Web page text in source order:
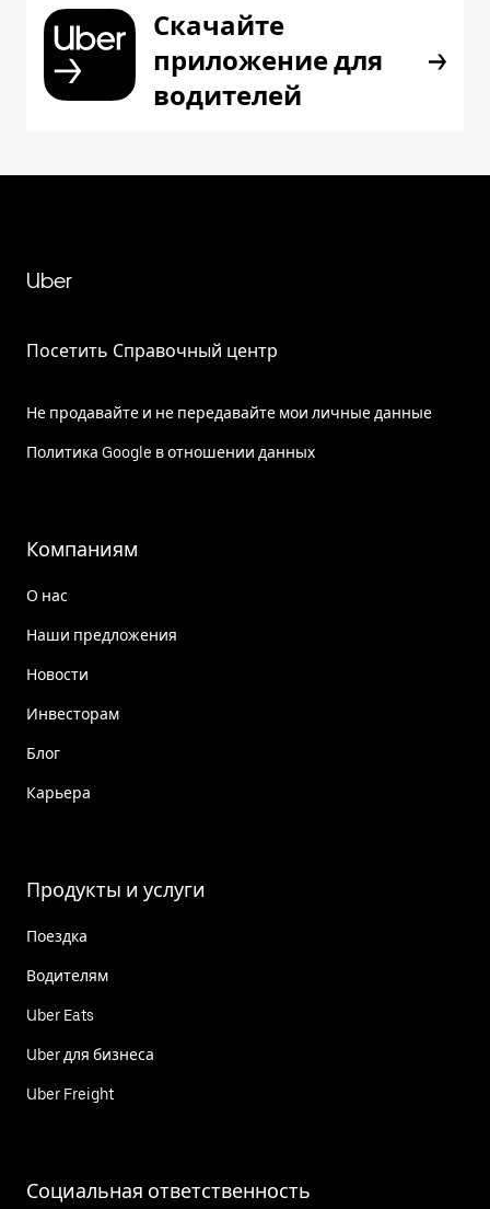
Скачайте
приложение для
водителей
Uber
Посетить Справочный центр
Не продавайте и не передавайте мои личные данные
Политика Google в отношении данных
Компаниям
О нас
Наши предложения
Новости
Инвесторам
Блог
Карьера
Продукты и услуги
Поездка
Водителям
Uber Eats
Uber для бизнеса
Uber Freight
Социальная ответственность